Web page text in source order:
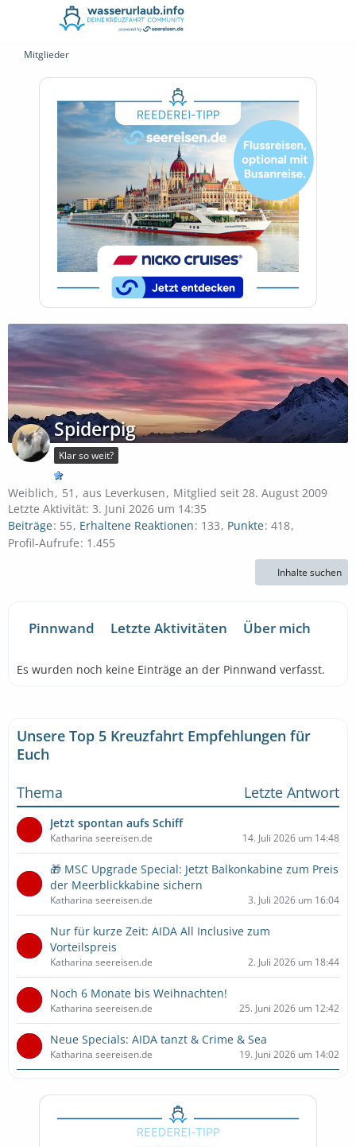
Mitglieder
Spiderpig
Klar so weit?
Weiblich 51 aus Leverkusen
Mitglied seit 28. August 2009
Letzte Aktivität: 3. Juni 2026 um 14:35
Beiträge 55 Erhaltene Reaktionen 133 Punkte 418
Profil-Aufrufe 1.455
Inhalte suchen
Pinnwand Letzte Aktivitäten Über mich
Es wurden noch keine Einträge an der Pinnwand verfasst.
Unsere Top 5 Kreuzfahrt Empfehlungen für
Euch
Thema
Letzte Antwort
Jetzt spontan aufs Schiff
Katharina seereisen.de 14. Juli 2026 um 14:48
🎁 MSC Upgrade Special: Jetzt Balkonkabine zum Preis
der Meerblickkabine sichern
Katharina seereisen.de 3. Juli 2026 um 16:04
Nur für kurze Zeit: AIDA All Inclusive zum
Vorteilspreis
Katharina seereisen.de 2. Juli 2026 um 18:44
Noch 6 Monate bis Weihnachten!
Katharina seereisen.de 25. Juni 2026 um 12:42
Neue Specials: AIDA tanzt & Crime & Sea
Katharina seereisen.de 19. Juni 2026 um 14:02